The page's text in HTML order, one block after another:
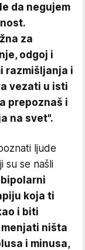
da negujem
za
odgoj i
razmišljanja i
vezati u isti
prepoznaš i
na svet".
ljude
su se našli
koja ti
i biti
ništa
i minusa,